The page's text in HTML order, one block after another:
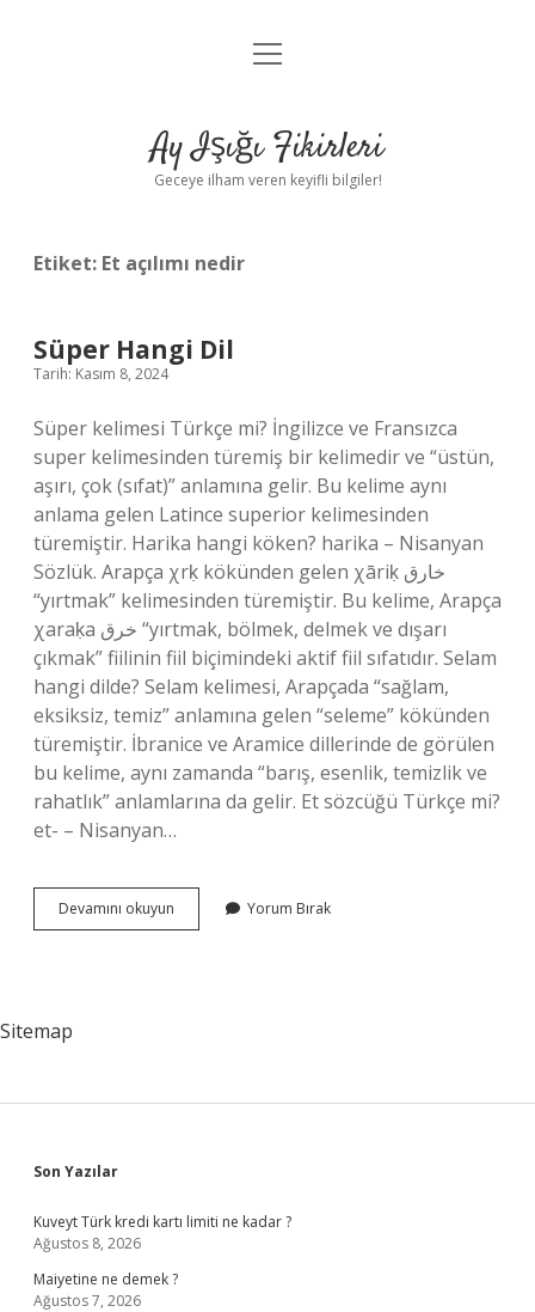
Anasayfa
Yasal Uyarı
menüyü
Ay Işığı Fikirleri
Geceye ilham veren keyifli bilgiler!
Etiket: Et açılımı nedir
Süper Hangi Dil
Tarih: Kasım 8, 2024
Süper kelimesi Türkçe mi? İngilizce ve Fransızca
super kelimesinden türemiş bir kelimedir ve “üstün,
aşırı, çok (sıfat)” anlamına gelir. Bu kelime aynı
anlama gelen Latince superior kelimesinden
türemiştir. Harika hangi köken? harika – Nisanyan
Sözlük. Arapça χrḳ kökünden gelen χāriḳ خارق
“yırtmak” kelimesinden türemiştir. Bu kelime, Arapça
χaraḳa خرق “yırtmak, bölmek, delmek ve dışarı
çıkmak” fiilinin fiil biçimindeki aktif fiil sıfatıdır. Selam
hangi dilde? Selam kelimesi, Arapçada “sağlam,
eksiksiz, temiz” anlamına gelen “seleme” kökünden
türemiştir. İbranice ve Aramice dillerinde de görülen
bu kelime, aynı zamanda “barış, esenlik, temizlik ve
rahatlık” anlamlarına da gelir. Et sözcüğü Türkçe mi?
et- – Nisanyan…
Devamını okuyun
Hangi
Yorum Bırak
Sitemap
Sidebar
Son Yazılar
Kuveyt Türk kredi kartı limiti ne kadar ?
Ağustos 8, 2026
Maiyetine ne demek ?
Ağustos 7, 2026